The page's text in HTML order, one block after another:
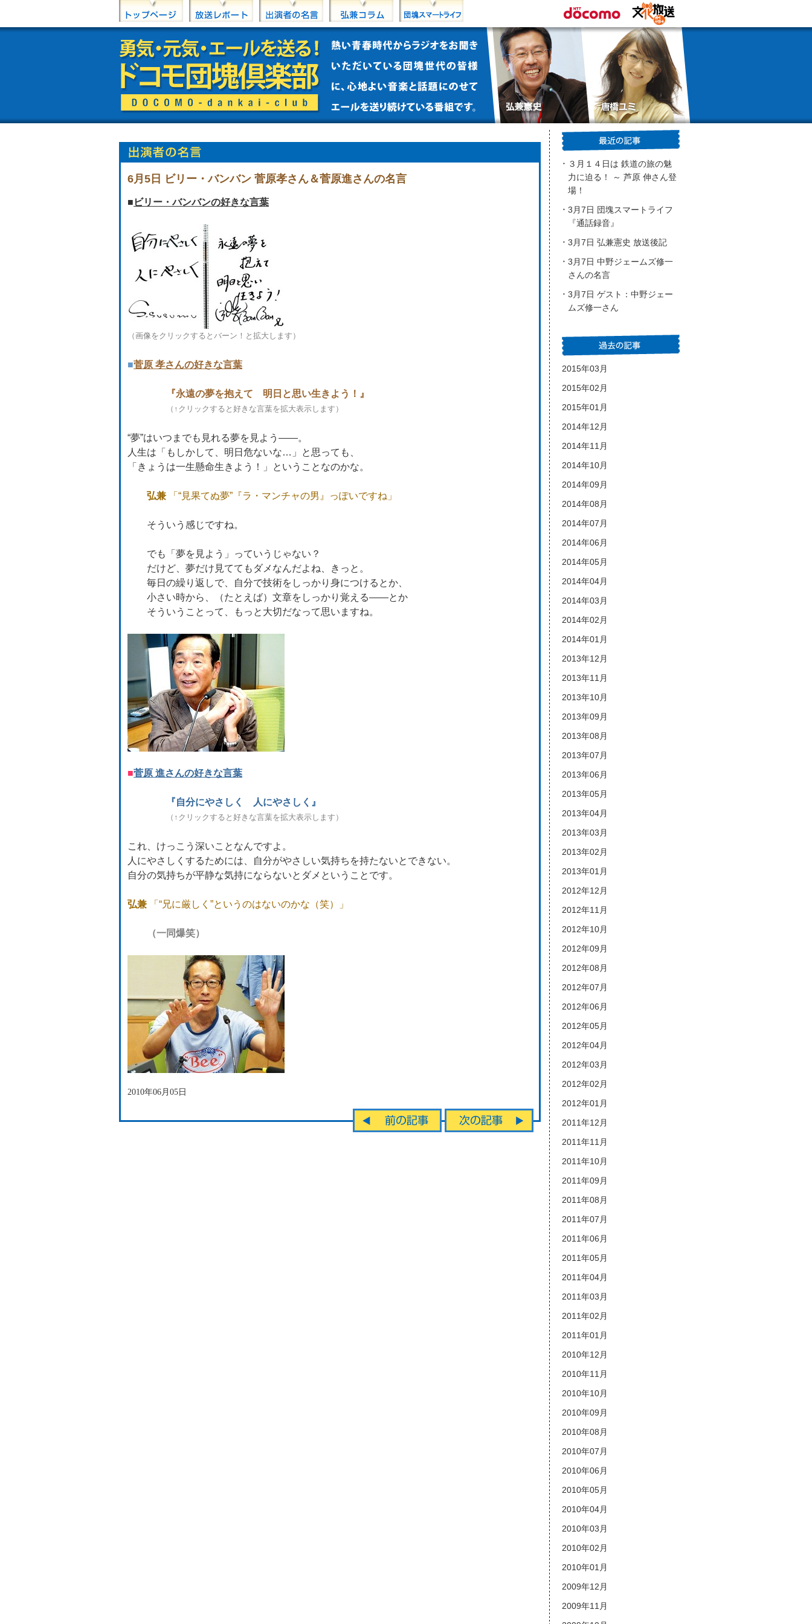
6月5日 ビリー・バンバン 菅原孝さん＆菅原進さんの名言
■ ビリー・バンバンの好きな言葉
（画像をクリックするとバーン！と拡大します）
■菅原 孝さんの好きな言葉
『永遠の夢を抱えて 明日と思い生きよう！ 』
（↑クリックすると好きな言葉を拡大表示します）
“夢”はいつまでも見れる夢を見よう――。
人生は「もしかして、明日危ないな…」と思っても、
「きょうは一生懸命生きよう！」ということなのかな。
弘兼 「“見果てぬ夢”『ラ・マンチャの男』っぽいですね」
そういう感じですね。
でも「夢を見よう」っていうじゃない？
だけど、夢だけ見ててもダメなんだよね、きっと。
毎日の繰り返しで、自分で技術をしっかり身につけるとか、
小さい時から、（たとえば）文章をしっかり覚える――とか
そういうことって、もっと大切だなって思いますね。
■菅原 進さんの好きな言葉
『自分にやさしく 人にやさしく 』
（↑クリックすると好きな言葉を拡大表示します）
これ、けっこう深いことなんですよ。
人にやさしくするためには、自分がやさしい気持ちを持たないとできない。
自分の気持ちが平静な気持にならないとダメということです。
弘兼 「“兄に厳しく”というのはないのかな（笑）」
（一同爆笑）
2010年06月05日
３月１４日は 鉄道の旅の魅
力に迫る！ ～ 芦原 伸さん登
場！
3月7日 団塊スマートライフ
『通話録音』
3月7日 弘兼憲史 放送後記
3月7日 中野ジェームズ修一
さんの名言
3月7日 ゲスト：中野ジェー
ムズ修一さん
2015年03月
2015年02月
2015年01月
2014年12月
2014年11月
2014年10月
2014年09月
2014年08月
2014年07月
2014年06月
2014年05月
2014年04月
2014年03月
2014年02月
2014年01月
2013年12月
2013年11月
2013年10月
2013年09月
2013年08月
2013年07月
2013年06月
2013年05月
2013年04月
2013年03月
2013年02月
2013年01月
2012年12月
2012年11月
2012年10月
2012年09月
2012年08月
2012年07月
2012年06月
2012年05月
2012年04月
2012年03月
2012年02月
2012年01月
2011年12月
2011年11月
2011年10月
2011年09月
2011年08月
2011年07月
2011年06月
2011年05月
2011年04月
2011年03月
2011年02月
2011年01月
2010年12月
2010年11月
2010年10月
2010年09月
2010年08月
2010年07月
2010年06月
2010年05月
2010年04月
2010年03月
2010年02月
2010年01月
2009年12月
2009年11月